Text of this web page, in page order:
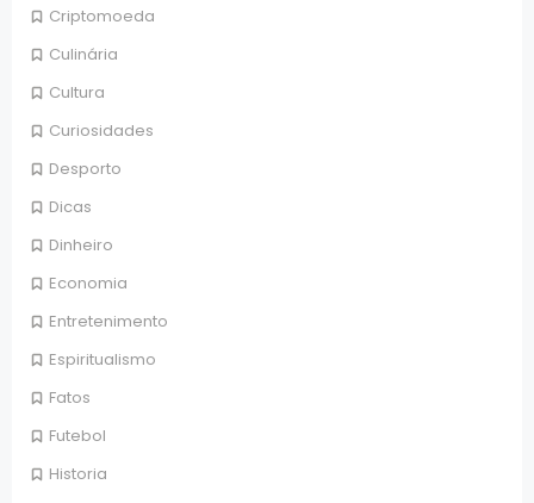
Criptomoeda
Culinária
Cultura
Curiosidades
Desporto
Dicas
Dinheiro
Economia
Entretenimento
Espiritualismo
Fatos
Futebol
Historia